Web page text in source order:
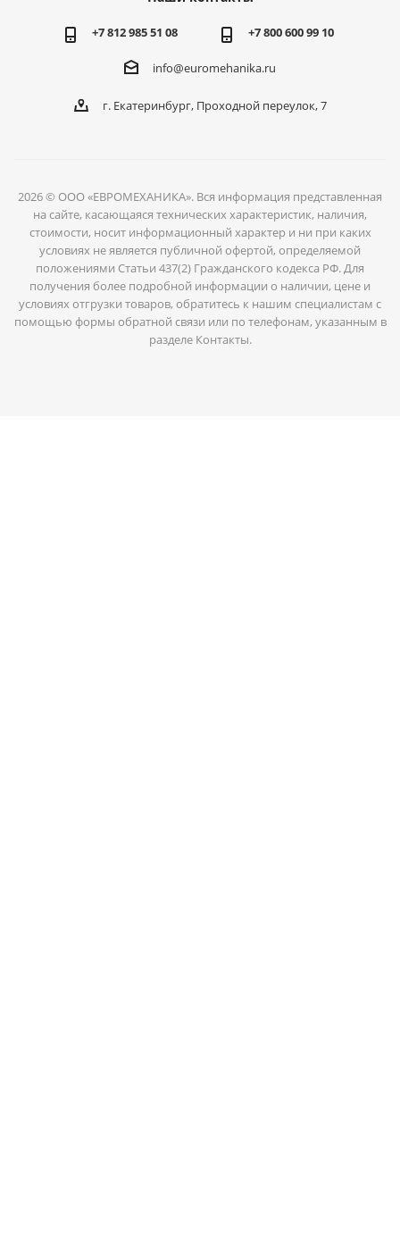
+7 812 985 51 08 +7 800 600 99 10
info@euromehanika.ru
г. Екатеринбург, Проходной переулок, 7
2026 © ООО «ЕВРОМЕХАНИКА». Вся информация представленная
на сайте, касающаяся технических характеристик, наличия,
стоимости, носит информационный характер и ни при каких
условиях не является публичной офертой, определяемой
положениями Статьи 437(2) Гражданского кодекса РФ. Для
получения более подробной информации о наличии, цене и
условиях отгрузки товаров, обратитесь к нашим специалистам с
помощью формы обратной связи или по телефонам, указанным в
разделе Контакты.